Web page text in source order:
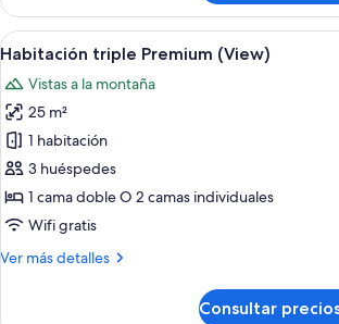
Premium
doble
de
individual
Abrir
todas
las
fotos
de
Habitación
triple
Premium
(View)
5
Habitación triple Premium (View)
Vistas a la montaña
25 m²
1 habitación
3 huéspedes
1 cama doble O 2 camas individuales
Wifi gratis
Ver más detalles
Más
Consultar